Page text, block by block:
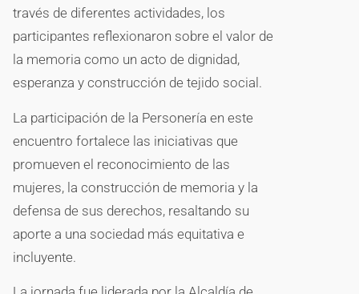
través de diferentes actividades, los
participantes reflexionaron sobre el valor de
la memoria como un acto de dignidad,
esperanza y construcción de tejido social.
La participación de la Personería en este
encuentro fortalece las iniciativas que
promueven el reconocimiento de las
mujeres, la construcción de memoria y la
defensa de sus derechos, resaltando su
aporte a una sociedad más equitativa e
incluyente.